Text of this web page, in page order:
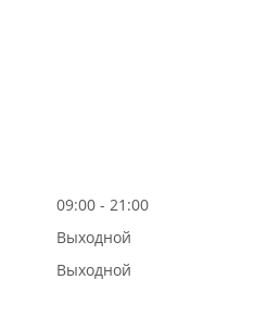
09:00 - 21:00
Выходной
Выходной